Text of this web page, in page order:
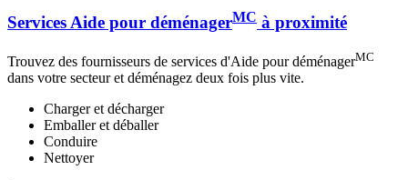
Services Aide pour déménagerMC à proximité
Trouvez des fournisseurs de services d'Aide pour déménagerMC
dans votre secteur et déménagez deux fois plus vite.
Charger et décharger
Emballer et déballer
Conduire
Nettoyer